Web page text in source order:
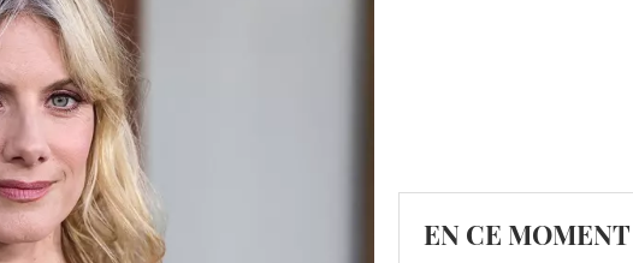
EN CE MOMENT